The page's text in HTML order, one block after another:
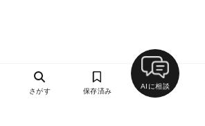
さがす 保存済み
AIに相談